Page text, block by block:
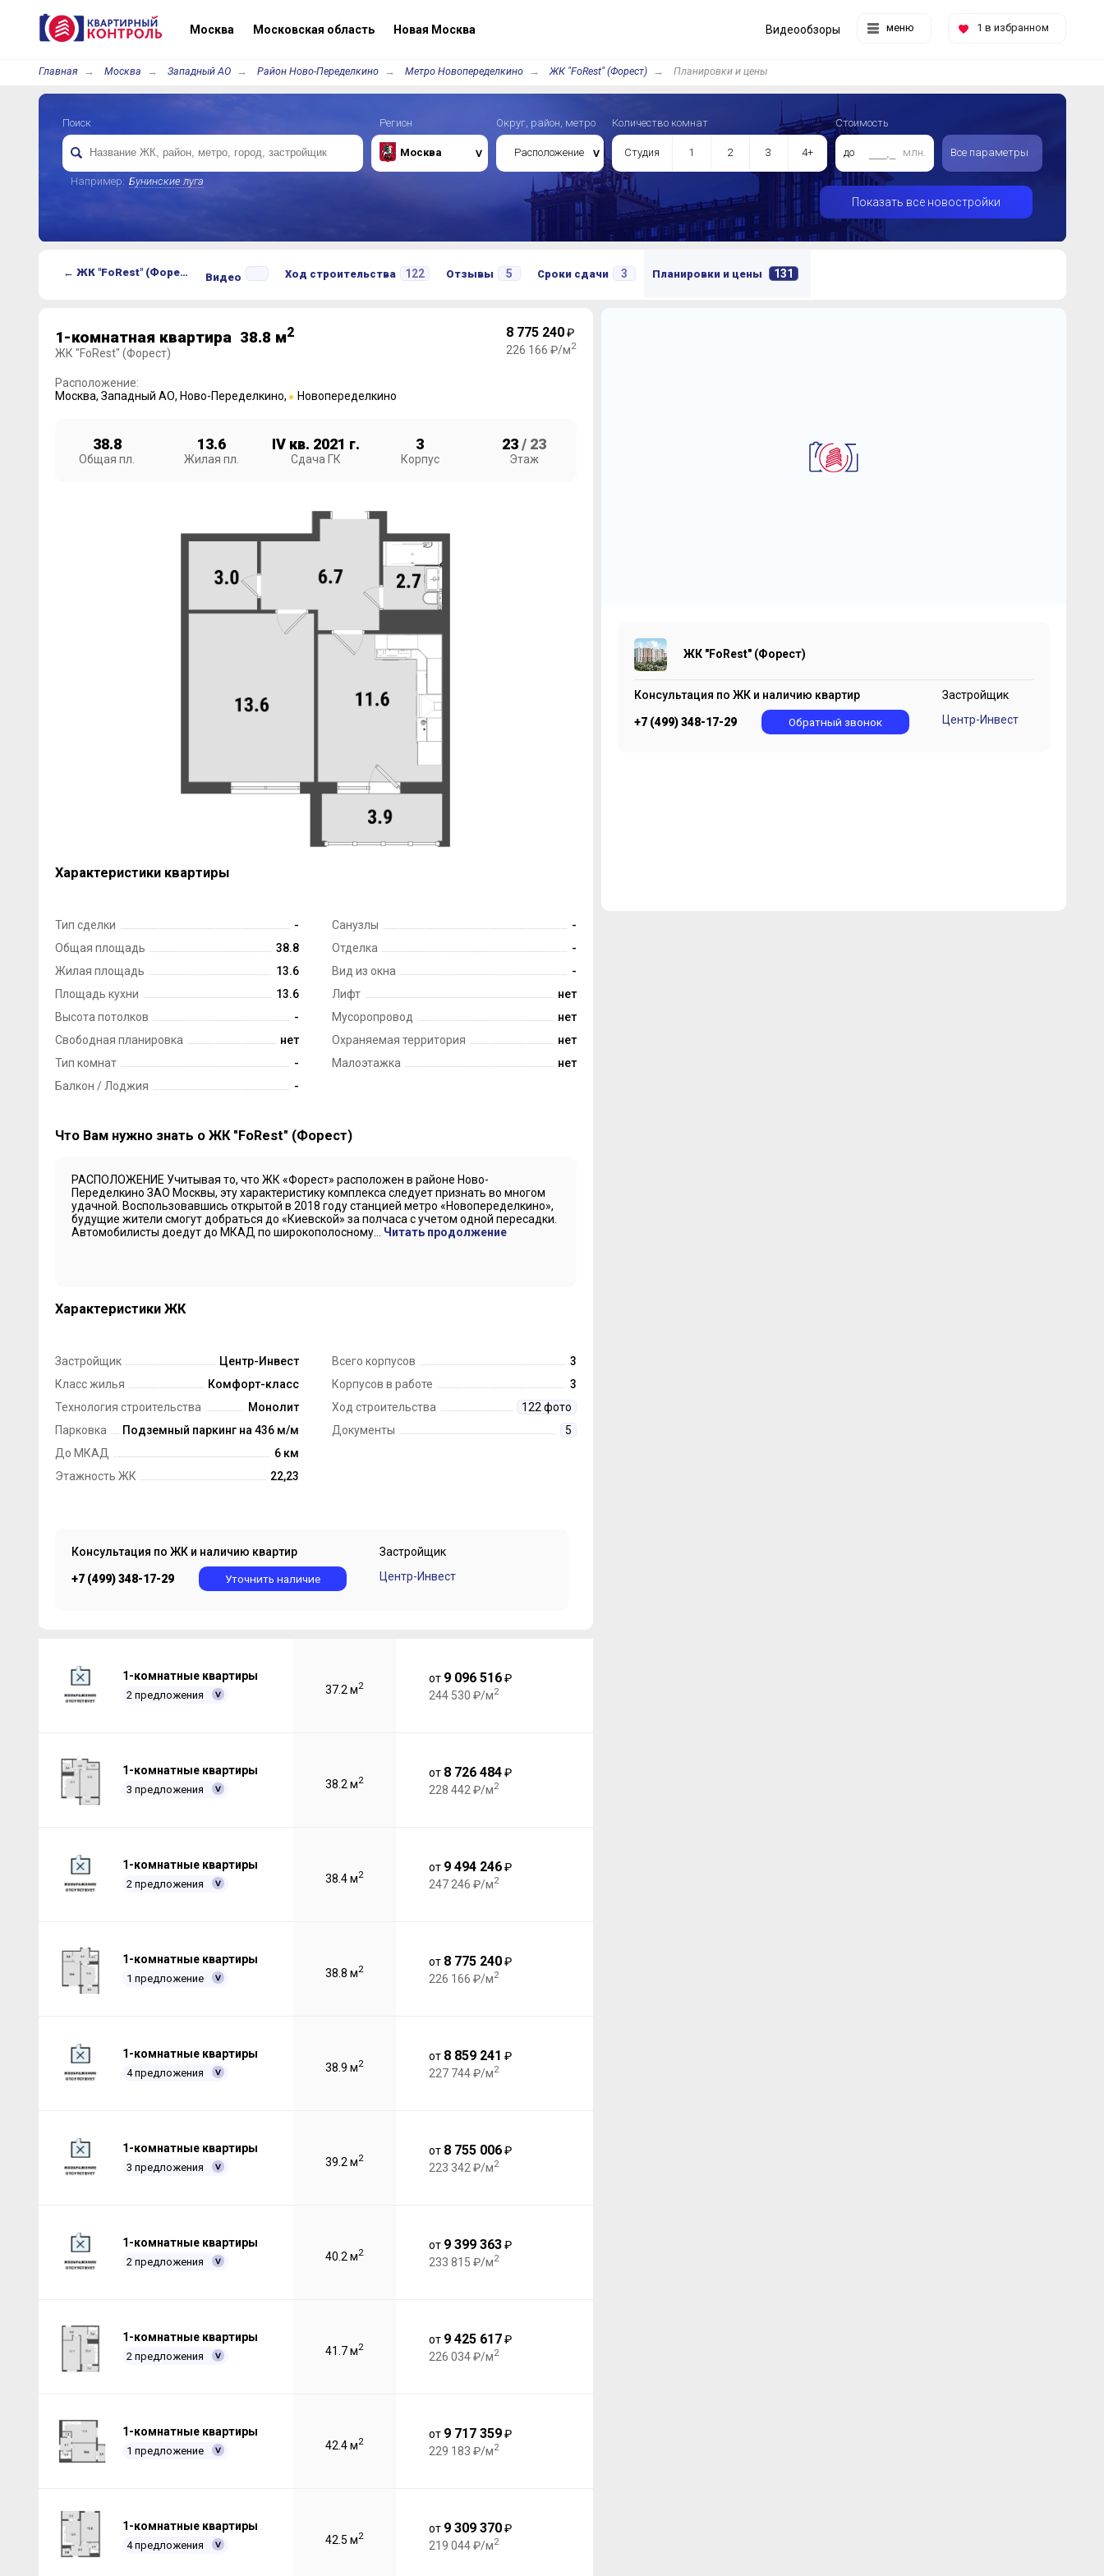
Москва Московская область Новая Москва меню 1 в избранном
Видеообзоры
Главная Москва Западный АО Район Ново-Переделкино Метро Новопеределкино ЖК "FoRest" (Форест) Планировки и цены
Поиск
Например: Бунинские луга
Регион
Москва
Округ, район, метро
Расположение
Количество комнат
Студия 1 2 3 4+
Стоимость
до млн. Все параметры
Показать все новостройки
← ЖК "FoRest" (Форест) Видео Ход строительства 122 Отзывы 5 Сроки сдачи 3 Планировки и цены 131
1-комнатная квартира 38.8 м2
ЖК "FoRest" (Форест)
8 775 240₽
226 166 ₽/м2
Расположение:
Москва, Западный АО, Ново-Переделкино, Новопеределкино
38.8
Общая пл.
13.6
Жилая пл.
IV кв. 2021 г.
Сдача ГК
3
Корпус
23/ 23
Этаж
Характеристики квартиры
Тип сделки
-
Общая площадь
38.8
Жилая площадь
13.6
Площадь кухни
13.6
Высота потолков
-
Свободная планировка
нет
Тип комнат
-
Балкон / Лоджия
-
Санузлы
-
Отделка
-
Вид из окна
-
Лифт
нет
Мусоропровод
нет
Охраняемая территория
нет
Малоэтажка
нет
Что Вам нужно знать о ЖК "FoRest" (Форест)
РАСПОЛОЖЕНИЕ Учитывая то, что ЖК «Форест» расположен в районе Ново-
Переделкино ЗАО Москвы, эту характеристику комплекса следует признать во многом
удачной. Воспользовавшись открытой в 2018 году станцией метро «Новопеределкино»,
будущие жители смогут добраться до «Киевской» за полчаса с учетом одной пересадки.
Автомобилисты доедут до МКАД по широкополосному... Читать продолжение
Характеристики ЖК
Застройщик
Центр-Инвест
Класс жилья
Комфорт-класс
Технология строительства
Монолит
Парковка
Подземный паркинг на 436 м/м
До МКАД
6 км
Этажность ЖК
22,23
Всего корпусов
3
Корпусов в работе
3
Ход строительства
122 фото
Документы
5
Консультация по ЖК и наличию квартир
+7 (499) 348-17-29 Уточнить наличие
Застройщик
Центр-Инвест
1-комнатные квартиры
2 предложения 37.2 м2
от 9 096 516₽
244 530 ₽/м2
1-комнатные квартиры
3 предложения 38.2 м2
от 8 726 484₽
228 442 ₽/м2
1-комнатные квартиры
2 предложения 38.4 м2
от 9 494 246₽
247 246 ₽/м2
1-комнатные квартиры
1 предложение 38.8 м2
от 8 775 240₽
226 166 ₽/м2
1-комнатные квартиры
4 предложения 38.9 м2
от 8 859 241 ₽
227 744 ₽/м2
1-комнатные квартиры
3 предложения 39.2 м2
от 8 755 006₽
223 342 ₽/м2
1-комнатные квартиры
2 предложения 40.2 м2
от 9 399 363₽
233 815 ₽/м2
1-комнатные квартиры
2 предложения 41.7 м2
от 9 425 617₽
226 034 ₽/м2
1-комнатные квартиры
1 предложение 42.4 м2
от 9 717 359₽
229 183 ₽/м2
1-комнатные квартиры
4 предложения 42.5 м2
от 9 309 370₽
219 044 ₽/м2
ЖК "FoRest" (Форест)
Консультация по ЖК и наличию квартир
+7 (499) 348-17-29 Обратный звонок
Застройщик
Центр-Инвест